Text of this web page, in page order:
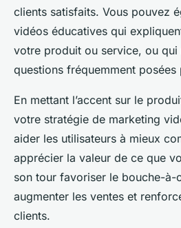
clients satisfaits. Vous pouvez
vidéos éducatives qui
votre produit ou service, ou qui
questions fréquemment posées
En mettant l’accent sur le
votre stratégie de marketing
aider les utilisateurs à mieux
apprécier la valeur de ce que
son tour favoriser le bouche-à-
augmenter les ventes et
clients.